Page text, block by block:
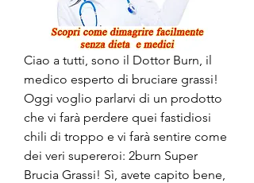
Ciao a tutti, sono il Dottor Burn, il
medico esperto di bruciare grassi!
Oggi voglio parlarvi di un prodotto
che vi farà perdere quei fastidiosi
chili di troppo e vi farà sentire come
dei veri supereroi: 2burn Super
Brucia Grassi! Sì, avete capito bene,